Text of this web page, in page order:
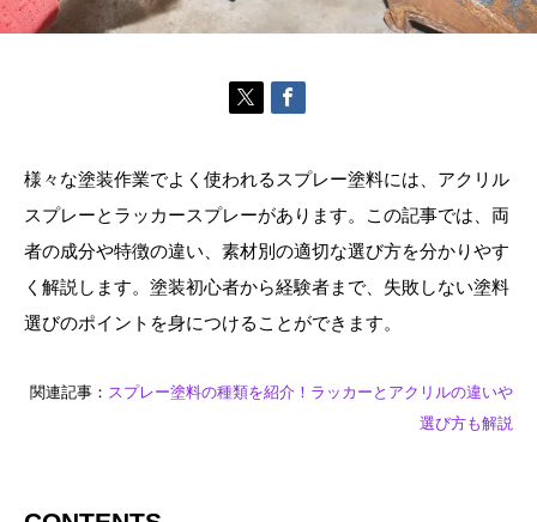
様々な塗装作業でよく使われるスプレー塗料には、アクリル
スプレーとラッカースプレーがあります。この記事では、両
者の成分や特徴の違い、素材別の適切な選び方を分かりやす
く解説します。塗装初心者から経験者まで、失敗しない塗料
選びのポイントを身につけることができます。
関連記事： スプレー塗料の種類を紹介！ラッカーとアクリルの違いや
選び方も解説